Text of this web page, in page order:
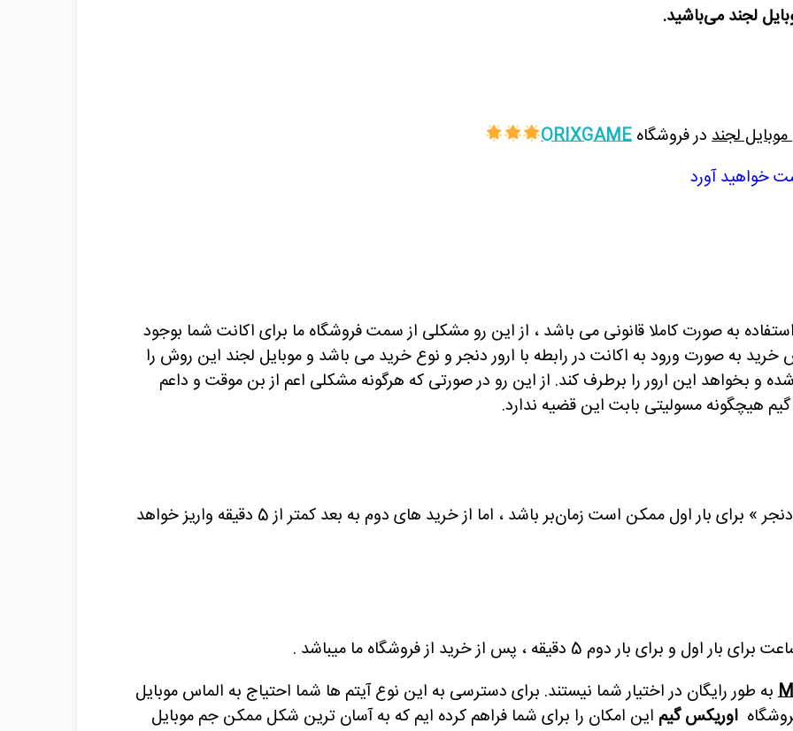
لجند می‌باشید.
موبایل لجنددر فروشگاهORIXGAME
به صورت کاملا قانونی می باشد ، از این رو مشکلی از سمت فروشگاه ما برای اکانت شما بوجود
خرید به صورت ورود به اکانت در رابطه با ارور دنجر و نوع خرید می باشد و موبایل لجند این روش را
و بخواهد این ارور را برطرف کند. از این رو در صورتی که هرگونه مشکلی اعم از بن موقت و داعم
هیچگونه مسولیتی بابت این قضیه ندارد.
تکمیل این بسته‌ها بدلیل وجود « ارور دنجر » برای بار اول ممکن است زمان‌بر باشد ، اما از خرید های دوم به بعد کمتر از 5 دقیقه واریز خواهد
به طور رایگان در اختیار شما نیستند. برای دسترسی به این نوع آیتم ها شما احتیاج به الماس موبایل
اوریکس گیم این امکان را برای شما فراهم کرده ایم که به آسان ترین شکل ممکن جم موبایل